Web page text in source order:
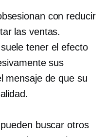
con reducir
las ventas.
tener el efecto
sus
mensaje de que su
buscar otros